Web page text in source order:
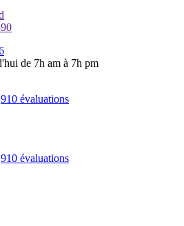
de 7h am à 7h pm
910 évaluations
910 évaluations